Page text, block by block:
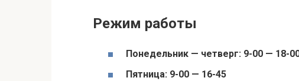
Режим работы
Понедельник — четверг: 9-00 — 18-
Пятница: 9-00 — 16-45